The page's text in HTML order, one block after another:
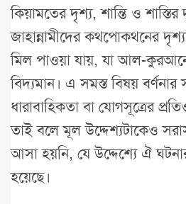
কিয়ামতের দৃশ্য, শান্তি ও শাস্তির
জাহান্নামীদের কথপোকথনের
মিল পাওয়া যায়, যা আল-
বিদ্যমান। এ সমস্ত বিষয়
ধারাবাহিকতা বা যোগসূত্রের
তাই বলে মূল উদ্দেশ্যটাকেও
আসা হয়নি, যে উদ্দেশ্যে ঐ
হয়েছে।